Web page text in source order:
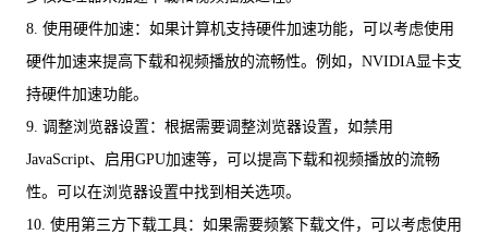
8. 使用硬件加速：如果计算机支持硬件加速功能，可以考虑使用
硬件加速来提高下载和视频播放的流畅性。例如，NVIDIA显卡支
持硬件加速功能。
9. 调整浏览器设置：根据需要调整浏览器设置，如禁用
JavaScript、启用GPU加速等，可以提高下载和视频播放的流畅
性。可以在浏览器设置中找到相关选项。
10. 使用第三方下载工具：如果需要频繁下载文件，可以考虑使用